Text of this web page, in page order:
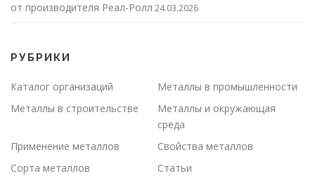
от производителя Реал-Ролл 24.03.2026
РУБРИКИ
Каталог организаций
Металлы в промышленности
Металлы в строительстве
Металлы и окружающая
среда
Применение металлов
Свойства металлов
Сорта металлов
Статьи